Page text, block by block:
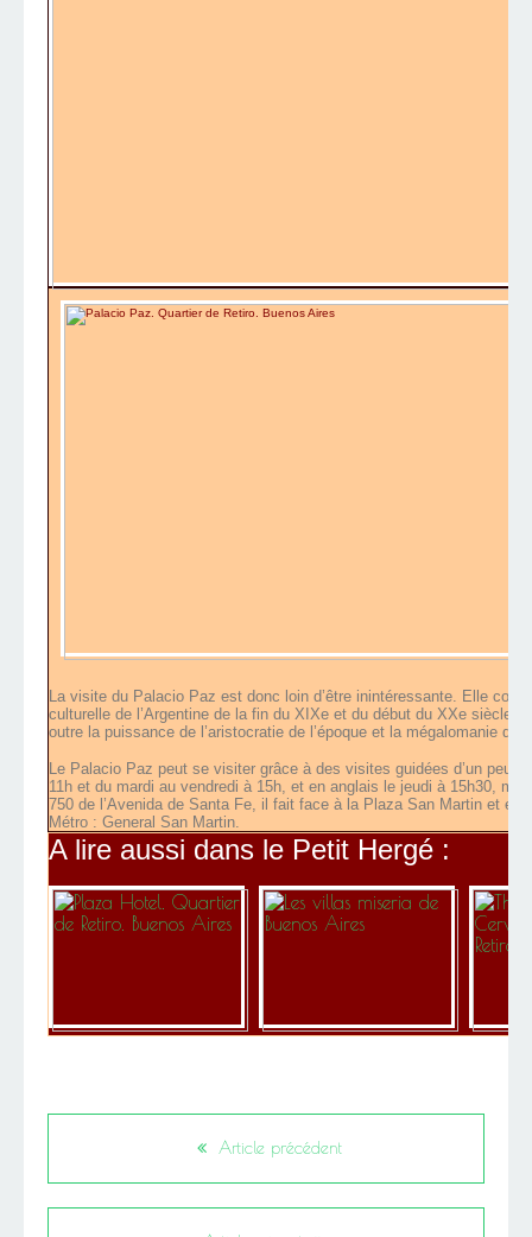
La visite du Palacio Paz est donc loin d’être inintéressante. Elle
culturelle de l’Argentine de la fin du XIXe et du début du XXe siècle
outre la puissance de l’aristocratie de l’époque et la mégalomanie
Le Palacio Paz peut se visiter grâce à des visites guidées d’un peu
11h et du mardi au vendredi à 15h, et en anglais le jeudi à 15h30,
750 de l’Avenida de Santa Fe, il fait face à la Plaza San Martin et
Métro : General San Martin.
A lire aussi dans le Petit Hergé :
Article précédent